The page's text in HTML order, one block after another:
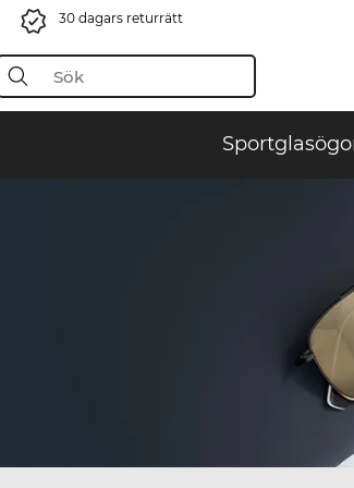
30 dagars returrätt